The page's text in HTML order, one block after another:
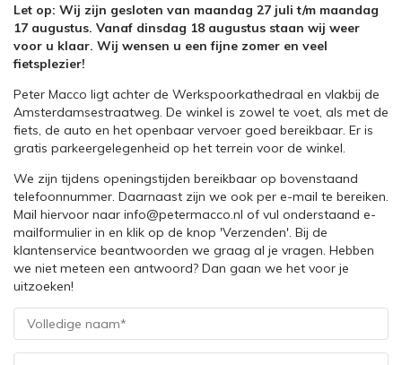
Let op: Wij zijn gesloten van maandag 27 juli t/m maandag
17 augustus. Vanaf dinsdag 18 augustus staan wij weer
voor u klaar. Wij wensen u een fijne zomer en veel
fietsplezier!
Peter Macco ligt achter de Werkspoorkathedraal en vlakbij de
Amsterdamsestraatweg. De winkel is zowel te voet, als met de
fiets, de auto en het openbaar vervoer goed bereikbaar. Er is
gratis parkeergelegenheid op het terrein voor de winkel.
We zijn tijdens openingstijden bereikbaar op bovenstaand
telefoonnummer. Daarnaast zijn we ook per e-mail te bereiken.
Mail hiervoor naar info@petermacco.nl of vul onderstaand e-
mailformulier in en klik op de knop 'Verzenden'. Bij de
klantenservice beantwoorden we graag al je vragen. Hebben
we niet meteen een antwoord? Dan gaan we het voor je
uitzoeken!